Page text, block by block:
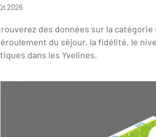
2026
des données sur la
du séjour, la fidélité, le
dans les Yvelines.